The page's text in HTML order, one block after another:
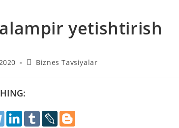
yetishtirish
Рубрика
Biznes Tavsiyalar